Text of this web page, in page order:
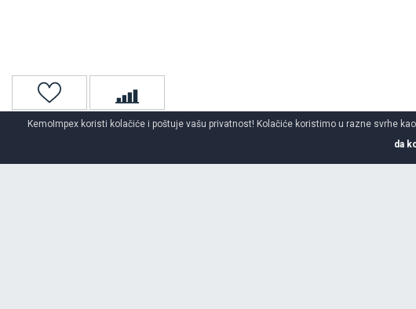
KemoImpex koristi kolačiće i poštuje vašu privatnost! Kolačiće koristimo u razne svrhe
da